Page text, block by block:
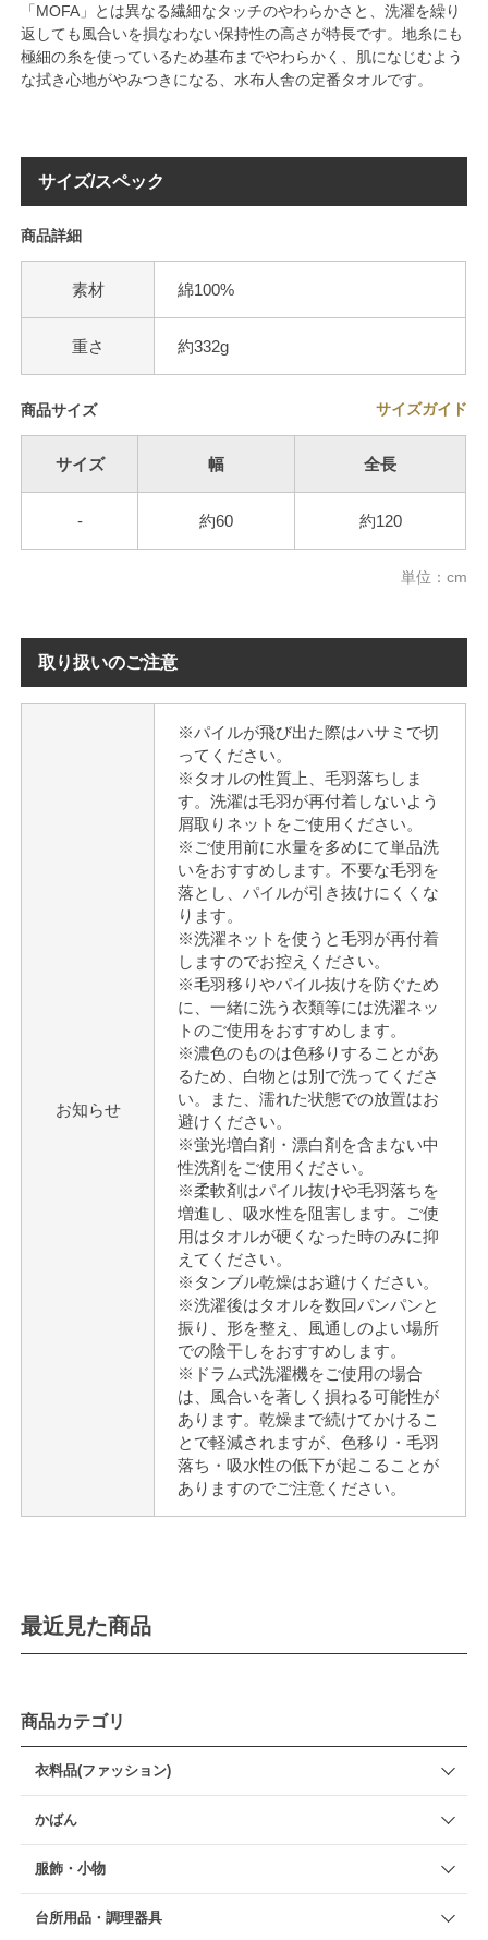
「MOFA」とは異なる繊細なタッチのやわらかさと、洗濯を繰り
返しても風合いを損なわない保持性の高さが特長です。地糸にも
極細の糸を使っているため基布までやわらかく、肌になじむよう
な拭き心地がやみつきになる、水布人舎の定番タオルです。
サイズ/スペック
商品詳細
素材 綿100%
重さ 約332g
商品サイズ サイズガイド
サイズ 幅 全長
- 約60 約120
単位：cm
取り扱いのご注意
お知らせ
※パイルが飛び出た際はハサミで切
ってください。
※タオルの性質上、毛羽落ちしま
す。洗濯は毛羽が再付着しないよう
屑取りネットをご使用ください。
※ご使用前に水量を多めにて単品洗
いをおすすめします。不要な毛羽を
落とし、パイルが引き抜けにくくな
ります。
※洗濯ネットを使うと毛羽が再付着
しますのでお控えください。
※毛羽移りやパイル抜けを防ぐため
に、一緒に洗う衣類等には洗濯ネッ
トのご使用をおすすめします。
※濃色のものは色移りすることがあ
るため、白物とは別で洗ってくださ
い。また、濡れた状態での放置はお
避けください。
※蛍光増白剤・漂白剤を含まない中
性洗剤をご使用ください。
※柔軟剤はパイル抜けや毛羽落ちを
増進し、吸水性を阻害します。ご使
用はタオルが硬くなった時のみに抑
えてください。
※タンブル乾燥はお避けください。
※洗濯後はタオルを数回パンパンと
振り、形を整え、風通しのよい場所
での陰干しをおすすめします。
※ドラム式洗濯機をご使用の場合
は、風合いを著しく損ねる可能性が
あります。乾燥まで続けてかけるこ
とで軽減されますが、色移り・毛羽
落ち・吸水性の低下が起こることが
ありますのでご注意ください。
最近見た商品
商品カテゴリ
衣料品(ファッション)
かばん
服飾・小物
台所用品・調理器具